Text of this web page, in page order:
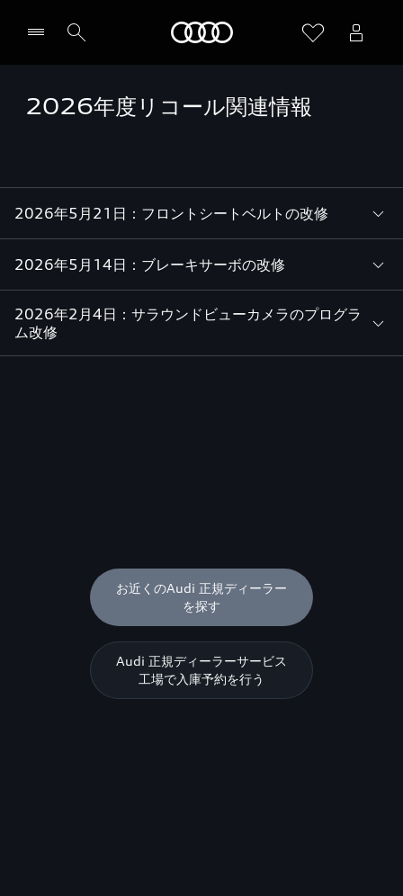
2026年度リコール関連情報
2026年5月21日：フロントシートベルトの改修
2026年5月14日：ブレーキサーボの改修
2026年2月4日：サラウンドビューカメラのプログラ
ム改修
お近くのAudi 正規ディーラー
を探す
Audi 正規ディーラーサービス
工場で入庫予約を行う